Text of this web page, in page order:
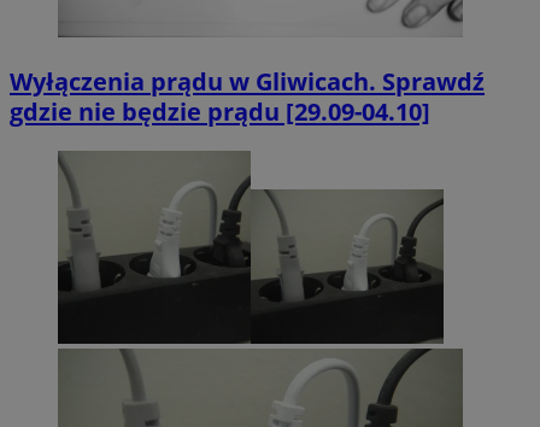
Wyłączenia prądu w Gliwicach. Sprawdź
gdzie nie będzie prądu [29.09-04.10]